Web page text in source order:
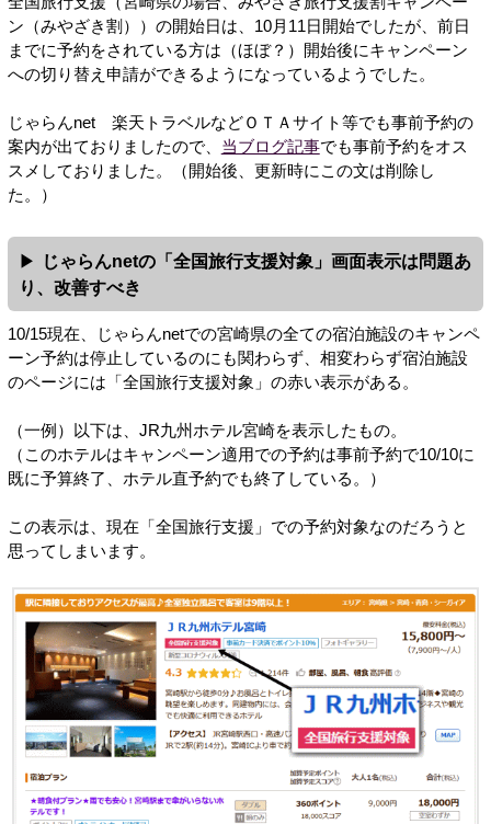
ン（みやざき割））の開始日は、10月11日開始でしたが、前日
までに予約をされている方は（ほぼ？）開始後にキャンペーン
への切り替え申請ができるようになっているようでした。
じゃらんnet 楽天トラベルなどＯＴＡサイト等でも事前予約の
案内が出ておりましたので、 当ブログ記事でも事前予約をオス
スメしておりました。（開始後、更新時にこの文は削除し
た。）
じゃらんnetの「全国旅行支援対象」画面表示は問題あ
り、改善すべき
10/15現在、じゃらんnetでの宮崎県の全ての宿泊施設のキャンペ
ーン予約は停止しているのにも関わらず、相変わらず宿泊施設
のページには「全国旅行支援対象」の赤い表示がある。
（一例）以下は、JR九州ホテル宮崎を表示したもの。
（このホテルはキャンペーン適用での予約は事前予約で10/10に
既に予算終了、ホテル直予約でも終了している。）
この表示は、現在「全国旅行支援」での予約対象なのだろうと
思ってしまいます。